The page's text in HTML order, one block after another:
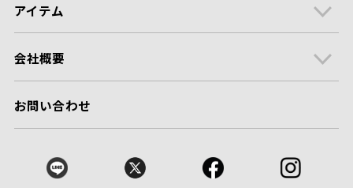
アイテム
会社概要
お問い合わせ